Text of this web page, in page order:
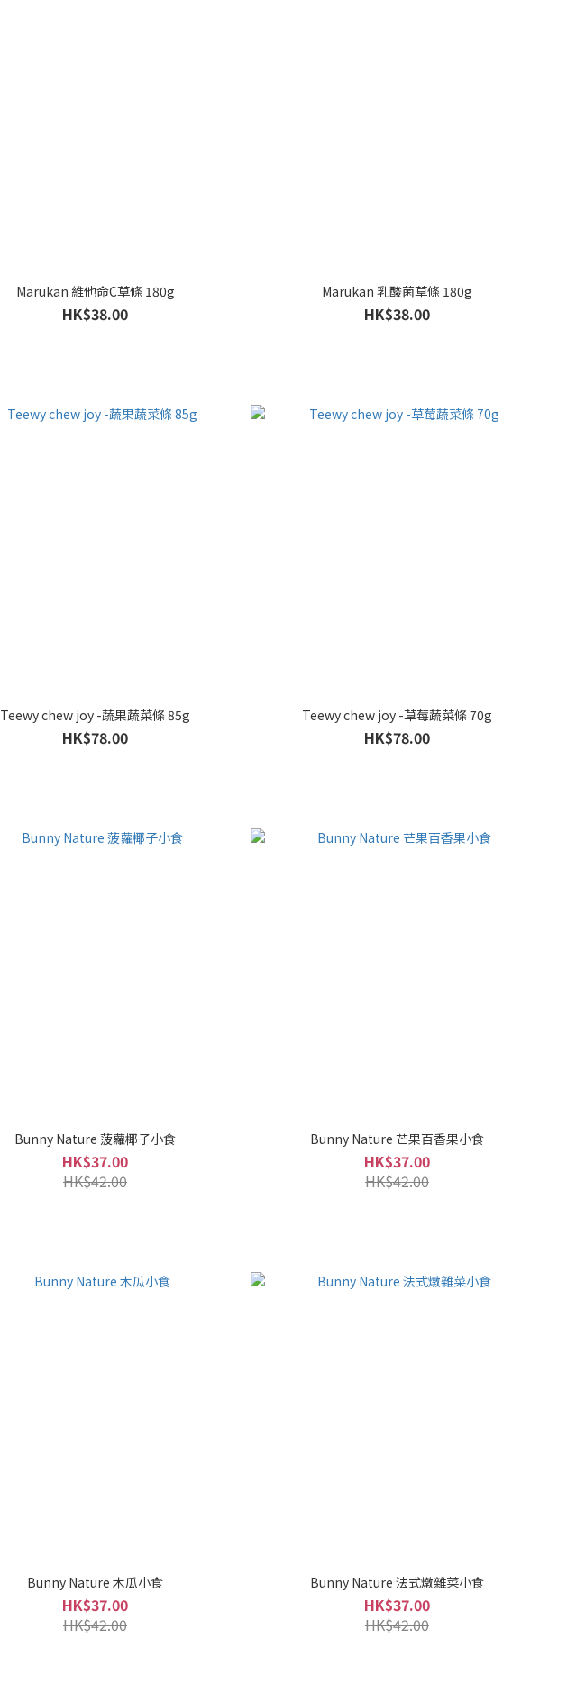
Marukan 維他命C草條 180g
HK$38.00
Marukan 乳酸菌草條 180g
HK$38.00
Teewy chew joy -蔬果蔬菜條 85g
HK$78.00
Teewy chew joy -草莓蔬菜條 70g
HK$78.00
Bunny Nature 菠蘿椰子小食
HK$37.00
HK$42.00
Bunny Nature 芒果百香果小食
HK$37.00
HK$42.00
Bunny Nature 木瓜小食
HK$37.00
HK$42.00
Bunny Nature 法式燉雜菜小食
HK$37.00
HK$42.00